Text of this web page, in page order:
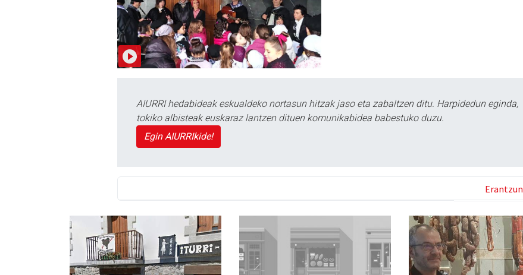
AIURRI hedabideak eskualdeko nortasun hitzak jaso eta zabaltzen ditu. Harpidedun eginda,
tokiko albisteak euskaraz lantzen dituen komunikabidea babestuko duzu.
Egin AIURRIkide!
Erantzun